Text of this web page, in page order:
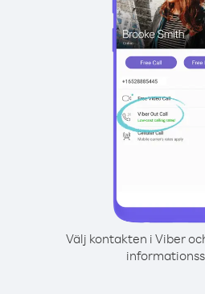
Välj kontakten i Viber